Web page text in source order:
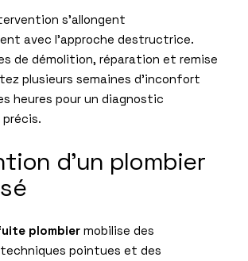
s’allongent
avec l’approche destructrice.
de démolition, réparation et remise
plusieurs semaines d’inconfort
heures pour un diagnostic
d’un plombier
plombier mobilise des
pointues et des